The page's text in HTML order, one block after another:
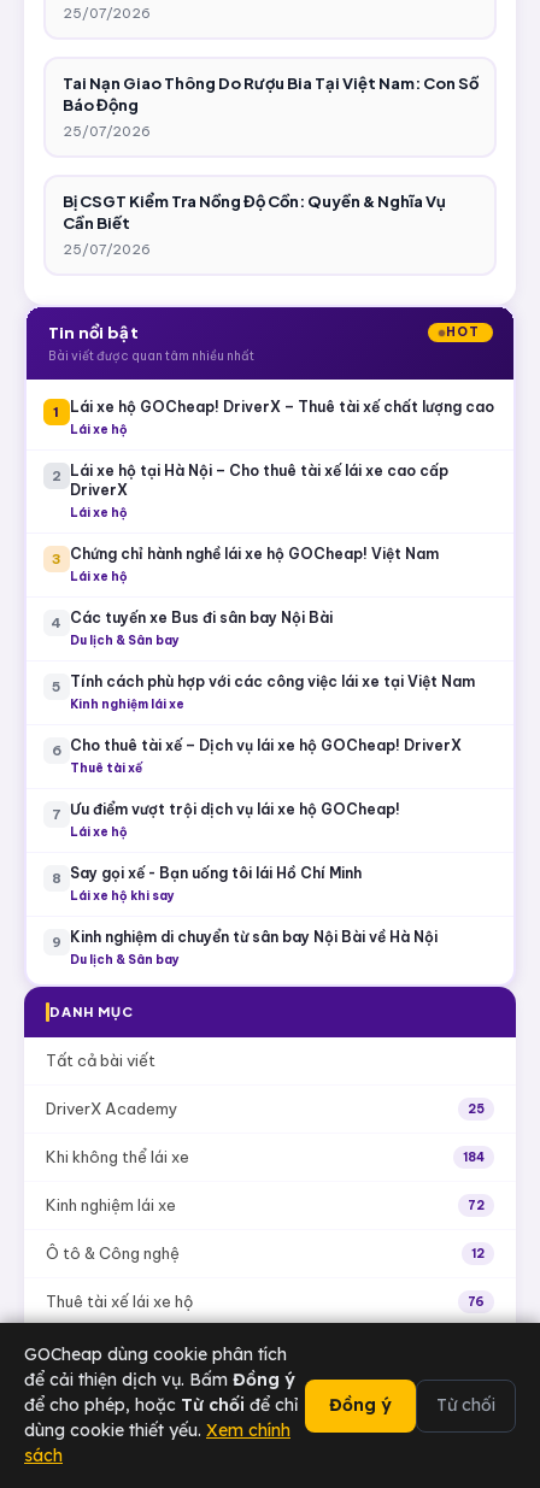
25/07/2026
Báo Động
25/07/2026
Bị CSGT Kiểm Tra Nồng Độ Cồn: Quyền & Nghĩa Vụ
25/07/2026
Tin nổi bật
Lái xe hộ GOCheap! DriverX – Thuê tài xế chất lượng cao
Lái xe hộ tại Hà Nội – Cho thuê tài xế lái xe cao cấp
Lái xe hộ
Lái xe hộ
Du lịch & Sân bay
Kinh nghiệm lái xe
6
Ưu điểm vượt trội dịch vụ lái xe hộ GOCheap!
Lái xe hộ
8 Say gọi xế - Bạn uống tôi lái Hồ Chí Minh
Kinh nghiệm di chuyển từ sân bay Nội Bài về Hà Nội
DANH MỤC
Tất cả bài viết
DriverX Academy
Khi không thể lái xe
Kinh nghiệm lái xe
GOCheap dùng cookie phân tích
để cải thiện dịch vụ. Bấm Đồng ý
để cho phép, hoặc Từ chối để chỉ
dùng cookie thiết yếu. Xem chính
sách
Đồng ý Từ chối